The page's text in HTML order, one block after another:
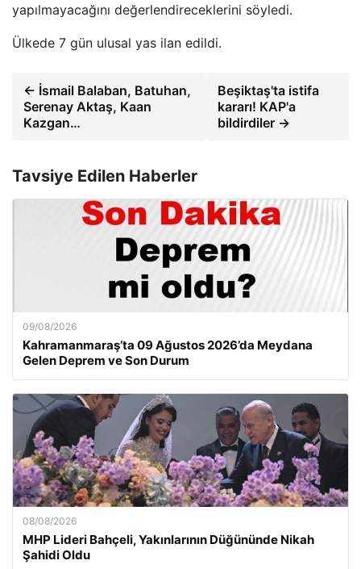
yapılmayacağını değerlendireceklerini söyledi.
Ülkede 7 gün ulusal yas ilan edildi.
← İsmail Balaban, Batuhan,
Serenay Aktaş, Kaan
Kazgan…
Beşiktaş'ta istifa
kararı! KAP'a
bildirdiler →
Tavsiye Edilen Haberler
09/08/2026
Kahramanmaraş’ta 09 Ağustos 2026’da Meydana
Gelen Deprem ve Son Durum
08/08/2026
MHP Lideri Bahçeli, Yakınlarının Düğününde Nikah
Şahidi Oldu